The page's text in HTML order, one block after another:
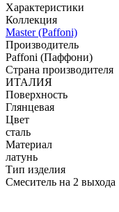
Характеристики
Коллекция
Master (Paffoni)
Производитель
Paffoni (Паффони)
Страна производителя
ИТАЛИЯ
Поверхность
Глянцевая
Цвет
сталь
Материал
латунь
Тип изделия
Смеситель на 2 выхода